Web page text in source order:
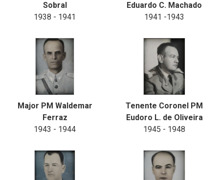
Sobral
1938 - 1941
Eduardo C. Machado
1941 -1943
Major PM Waldemar
Ferraz
1943 - 1944
Tenente Coronel PM
Eudoro L. de Oliveira
1945 - 1948